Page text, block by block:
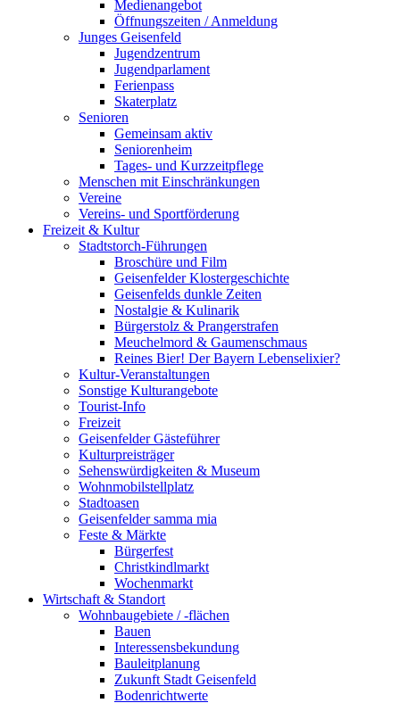
Medienangebot
Öffnungszeiten / Anmeldung
Junges Geisenfeld
Jugendzentrum
Jugendparlament
Ferienpass
Skaterplatz
Senioren
Gemeinsam aktiv
Seniorenheim
Tages- und Kurzzeitpflege
Menschen mit Einschränkungen
Vereine
Vereins- und Sportförderung
Freizeit & Kultur
Stadtstorch-Führungen
Broschüre und Film
Geisenfelder Klostergeschichte
Geisenfelds dunkle Zeiten
Nostalgie & Kulinarik
Bürgerstolz & Prangerstrafen
Meuchelmord & Gaumenschmaus
Reines Bier! Der Bayern Lebenselixier?
Kultur-Veranstaltungen
Sonstige Kulturangebote
Tourist-Info
Freizeit
Geisenfelder Gästeführer
Kulturpreisträger
Sehenswürdigkeiten & Museum
Wohnmobilstellplatz
Stadtoasen
Geisenfelder samma mia
Feste & Märkte
Bürgerfest
Christkindlmarkt
Wochenmarkt
Wirtschaft & Standort
Wohnbaugebiete / -flächen
Bauen
Interessensbekundung
Bauleitplanung
Zukunft Stadt Geisenfeld
Bodenrichtwerte